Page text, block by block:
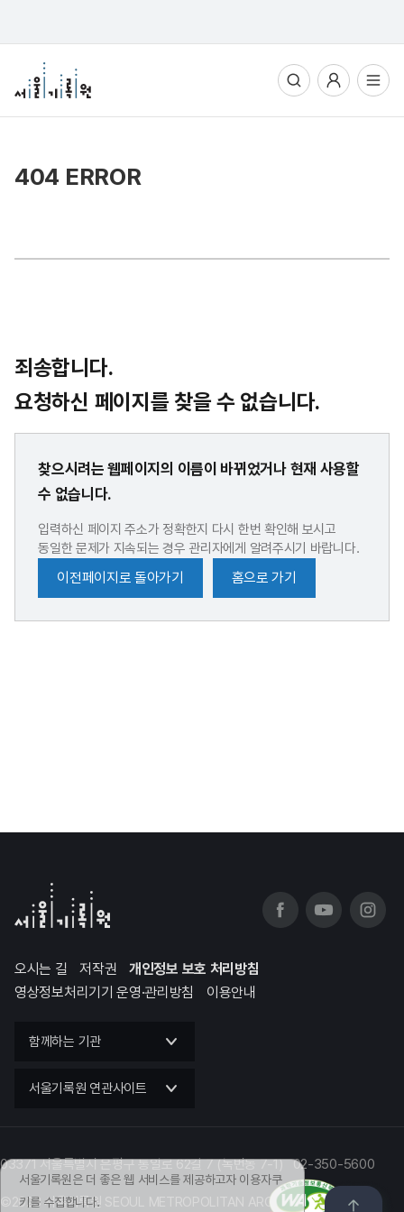
서울기록원은 더 좋은 웹 서비스를 제공하고자 이용자쿠
키를 수집합니다.
전체메뉴열기
404 ERROR
죄송합니다.
요청하신 페이지를 찾을 수 없습니다.
찾으시려는 웹페이지의 이름이 바뀌었거나 현재 사용할
수 없습니다.
입력하신 페이지 주소가 정확한지 다시 한번 확인해 보시고
동일한 문제가 지속되는 경우 관리자에게 알려주시기 바랍니다.
이전페이지로 돌아가기 홈으로 가기
오시는 길 저작권
개인정보 보호 처리방침
영상정보처리기기 운영·관리방침
이용안내
함께하는 기관
서울기록원 연관사이트
03371 서울특별시 은평구 통일로 62길 7 (녹번동 7-1) 02-350-5600
©2023 서울기록원 SEOUL METROPOLITAN ARCHIVES